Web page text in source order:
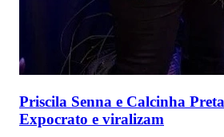
Priscila Senna e Calcinha
Expocrato e viralizam